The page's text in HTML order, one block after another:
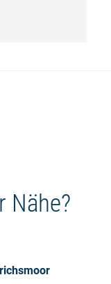
Nähe?